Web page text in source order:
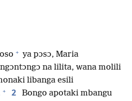
+ ya pɔsɔ, Maria
na lilita, wana molili
libanga esili
+ 2
Bongo apotaki mbangu